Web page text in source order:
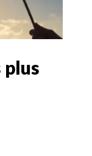
plus